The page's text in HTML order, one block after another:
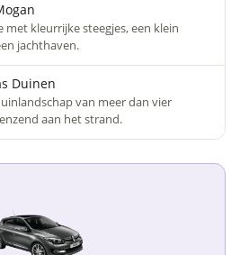
met kleurrijke steegjes, een klein
jachthaven.
Duinen
van meer dan vier
aan het strand.